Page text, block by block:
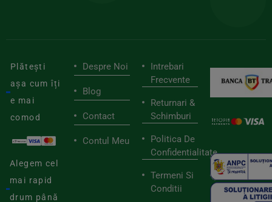
Plătești
așa cum îți
e mai
comod
Alegem cel
mai rapid
drum până
Despre Noi
Blog
Contact
Contul Meu
Intrebari
Frecvente
Returnari &
Schimburi
Politica De
Confidentialitate
Termeni Si
Conditii